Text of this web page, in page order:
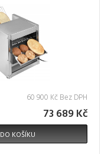
60 900 Kč Bez DPH
73 689 Kč
DO KOŠÍKU